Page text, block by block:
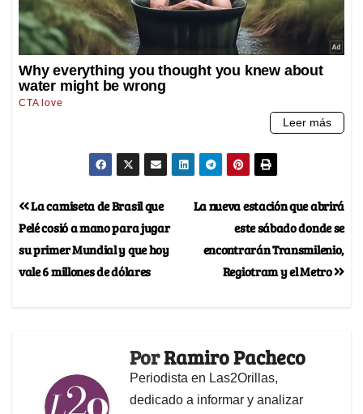
La nueva estación que abrirá
este sábado donde se
encontrarán Transmilenio,
Regiotram y el Metro
La camiseta de Brasil que
Pelé cosió a mano para jugar
su primer Mundial y que hoy
vale 6 millones de dólares
PorRamiro Pacheco
Periodista en Las2Orillas,
dedicado a informar y analizar